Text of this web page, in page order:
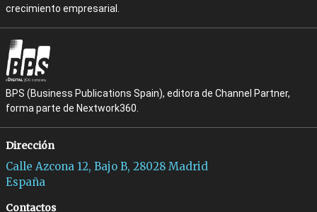
crecimiento empresarial.
BPS (Business Publications Spain), editora de Channel Partner,
forma parte de Nextwork360.
Dirección
Calle Azcona 12, Bajo B, 28028 Madrid
España
Contactos